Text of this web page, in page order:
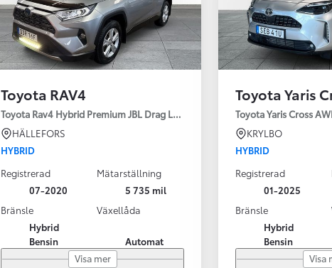
Toyota RAV4
Toyota Rav4 Hybrid Premium JBL Drag Led ramp Vhjul motorv
HÄLLEFORS
HYBRID
Registrerad
07-2020
Mätarställning
5 735 mil
Bränsle
Hybrid
Bensin
Växellåda
Automat
Visa mer
Toyota Yaris
Toyota Yaris Cross
KRYLBO
HYBRID
Registrerad
01-2025
Bränsle
Hybrid
Bensin
Visa